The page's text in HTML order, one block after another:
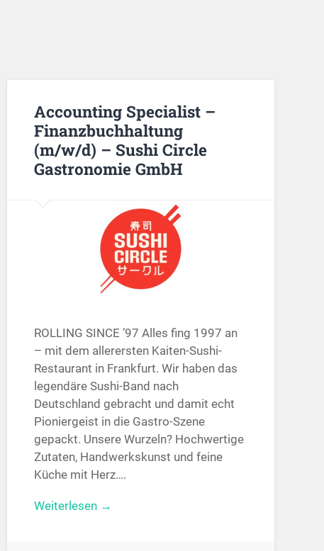
Accounting Specialist –
Finanzbuchhaltung
(m/w/d) – Sushi Circle
Gastronomie GmbH
ROLLING SINCE ’97 Alles fing 1997 an
– mit dem allerersten Kaiten-Sushi-
Restaurant in Frankfurt. Wir haben das
legendäre Sushi-Band nach
Deutschland gebracht und damit echt
Pioniergeist in die Gastro-Szene
gepackt. Unsere Wurzeln? Hochwertige
Zutaten, Handwerkskunst und feine
Küche mit Herz….
Weiterlesen →